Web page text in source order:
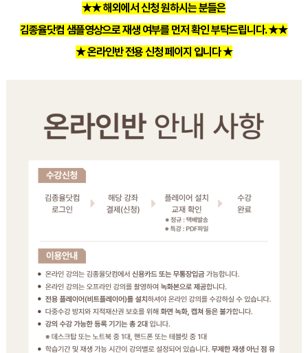
★★ 해외에서 신청 원하시는 분들은
김종율닷컴 샘플영상으로 재생 여부를 먼저 확인 부탁드립니다. ★★
★ 온라인반 전용 신청 페이지 입니다 ★